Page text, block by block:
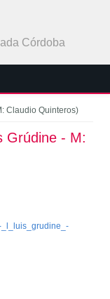
Córdoba
Claudio Quinteros)
Grúdine - M: